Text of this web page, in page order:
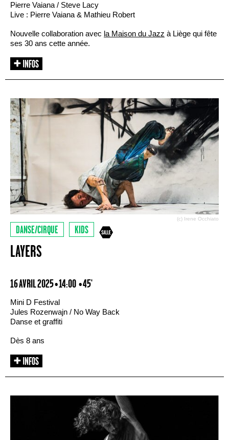
Pierre Vaiana / Steve Lacy
Live : Pierre Vaiana & Mathieu Robert
Nouvelle collaboration avec la Maison du Jazz à Liège qui fête
ses 30 ans cette année.
(c) Irene Occhiato
DANSE/CIRQUE KIDS
LAYERS
16 AVRIL 2025 • 14:00 • 45'
Mini D Festival
Jules Rozenwajn / No Way Back
Danse et graffiti
Dès 8 ans